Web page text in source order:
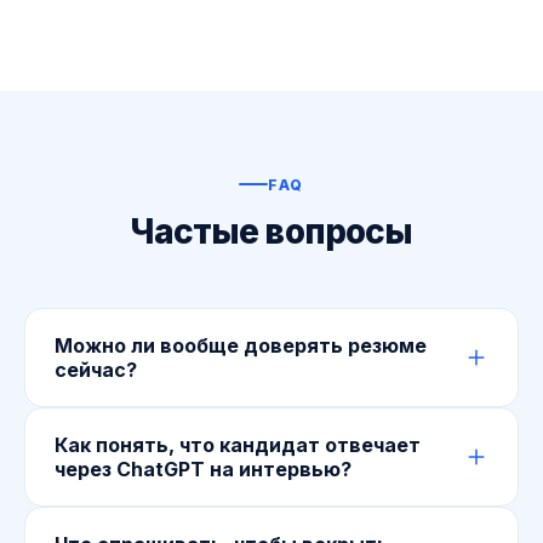
FAQ
Частые вопросы
Можно ли вообще доверять резюме
сейчас?
разговор, а не как доказательство компетенций.
Проверять нужно ответами на живые вопросы и
кейсы, которые невозможно пройти заготовкой.
Как понять, что кандидат отвечает
через ChatGPT на интервью?